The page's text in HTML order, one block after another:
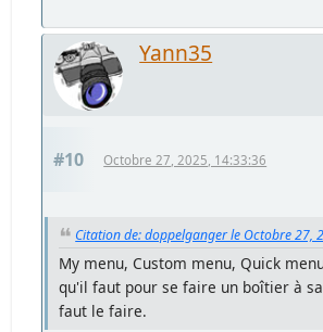
Yann35
#10 Octobre 27, 2025, 14:33:36
Citation de: doppelganger le Octobre 27,
My menu, Custom menu, Quick
qu'il faut pour se faire un boîtier à
faut le faire.